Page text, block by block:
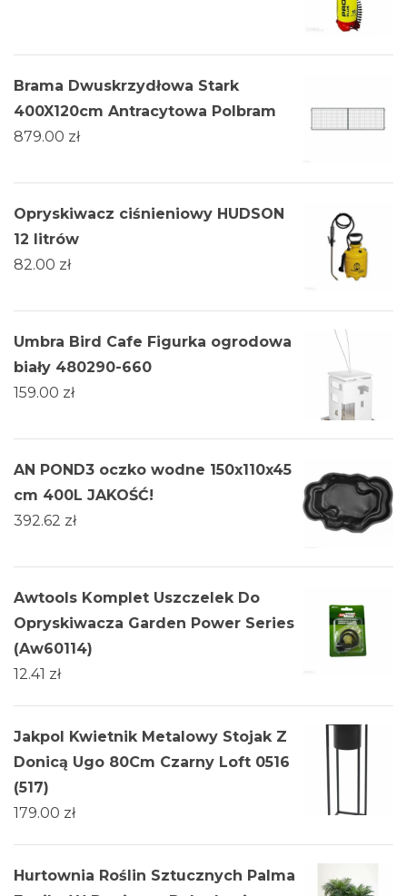
Brama Dwuskrzydłowa Stark
400X120cm Antracytowa Polbram
879.00 zł
Opryskiwacz ciśnieniowy HUDSON
12 litrów
82.00 zł
Umbra Bird Cafe Figurka ogrodowa
biały 480290-660
159.00 zł
AN POND3 oczko wodne 150x110x45
cm 400L JAKOŚĆ!
392.62 zł
Awtools Komplet Uszczelek Do
Opryskiwacza Garden Power Series
(Aw60114)
12.41 zł
Jakpol Kwietnik Metalowy Stojak Z
Donicą Ugo 80Cm Czarny Loft 0516
(517)
179.00 zł
Hurtownia Roślin Sztucznych Palma